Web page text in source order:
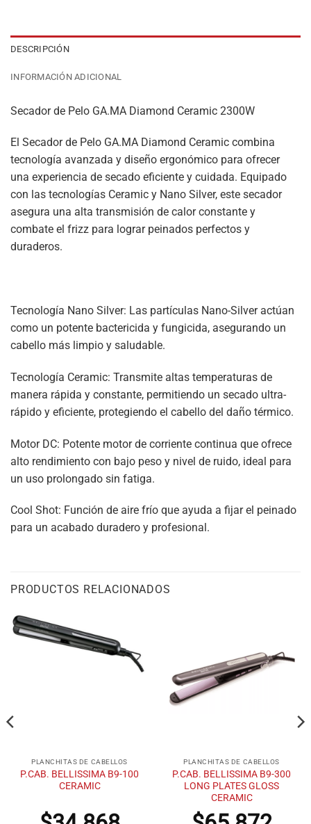
DESCRIPCIÓN
INFORMACIÓN ADICIONAL
Secador de Pelo GA.MA Diamond Ceramic 2300W
El Secador de Pelo GA.MA Diamond Ceramic combina
tecnología avanzada y diseño ergonómico para ofrecer
una experiencia de secado eficiente y cuidada. Equipado
con las tecnologías Ceramic y Nano Silver, este secador
asegura una alta transmisión de calor constante y
combate el frizz para lograr peinados perfectos y
duraderos.
Tecnología Nano Silver: Las partículas Nano-Silver actúan
como un potente bactericida y fungicida, asegurando un
cabello más limpio y saludable.
Tecnología Ceramic: Transmite altas temperaturas de
manera rápida y constante, permitiendo un secado ultra-
rápido y eficiente, protegiendo el cabello del daño térmico.
Motor DC: Potente motor de corriente continua que ofrece
alto rendimiento con bajo peso y nivel de ruido, ideal para
un uso prolongado sin fatiga.
Cool Shot: Función de aire frío que ayuda a fijar el peinado
para un acabado duradero y profesional.
PRODUCTOS RELACIONADOS
PLANCHITAS DE CABELLOS
P.CAB. BELLISSIMA B9-100
CERAMIC
PLANCHITAS DE CABELLOS
P.CAB. BELLISSIMA B9-300
LONG PLATES GLOSS
CERAMIC